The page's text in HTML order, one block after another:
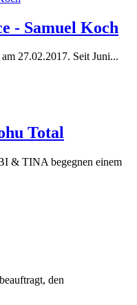
- Samuel Koch
27.02.2017. Seit Juni...
Total
& TINA begegnen einem
den